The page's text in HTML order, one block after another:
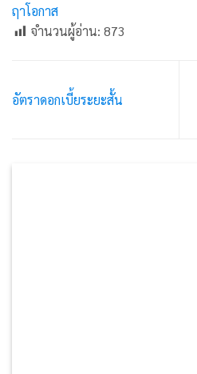
ฤาโอกาส
จำนวนผู้อ่าน: 873
อัตราดอกเบี้ยระยะสั้น